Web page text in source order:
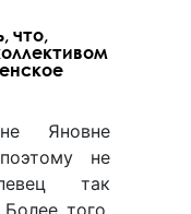
что,
Яновне
не
так
того,